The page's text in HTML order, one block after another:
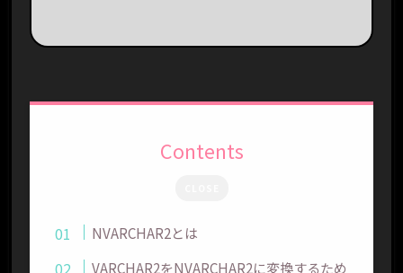
Contents
NVARCHAR2とは
VARCHAR2をNVARCHAR2に変換するため